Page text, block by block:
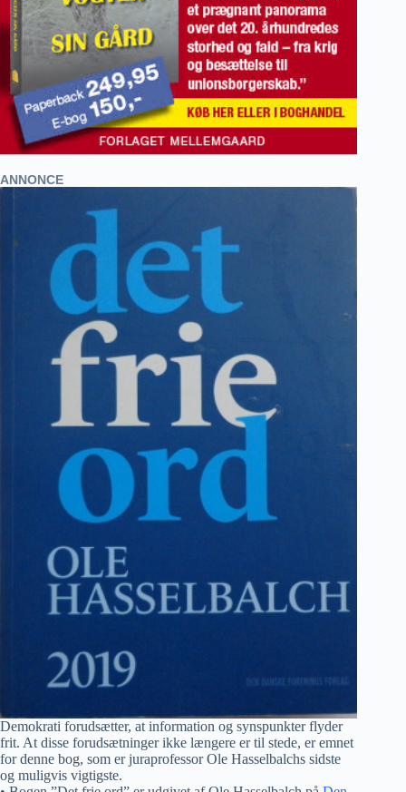
ANNONCE
Demokrati forudsætter, at information og synspunkter flyder
frit. At disse forudsætninger ikke længere er til stede, er emnet
for denne bog, som er juraprofessor Ole Hasselbalchs sidste
og muligvis vigtigste.